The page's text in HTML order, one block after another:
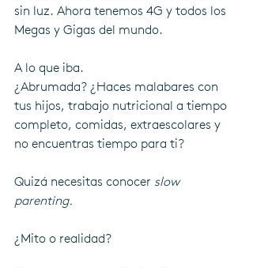
sin luz. Ahora tenemos 4G y todos los
Megas y Gigas del mundo.
A lo que iba.
¿Abrumada? ¿Haces malabares con
tus hijos, trabajo nutricional a tiempo
completo, comidas, extraescolares y
no encuentras tiempo para ti?
Quizá necesitas conocer slow
parenting.
¿Mito o realidad?